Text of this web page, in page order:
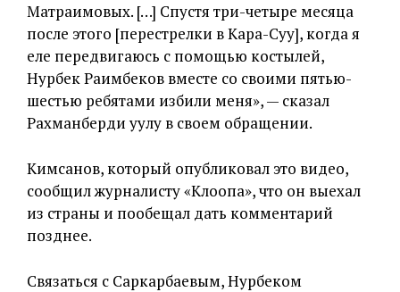
Матраимовых. […] Спустя три-четыре месяца
после этого [перестрелки в Кара-Суу], когда я
еле передвигаюсь с помощью костылей,
Нурбек Раимбеков вместе со своими пятью-
шестью ребятами избили меня», — сказал
Рахманберди уулу в своем обращении.
Кимсанов, который опубликовал это видео,
сообщил журналисту «Клоопа», что он выехал
из страны и пообещал дать комментарий
позднее.
Связаться с Саркарбаевым, Нурбеком